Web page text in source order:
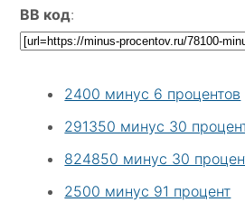
BB код:
2400 минус 6 процентов
291350 минус 30
824850 минус 30
2500 минус 91 процент